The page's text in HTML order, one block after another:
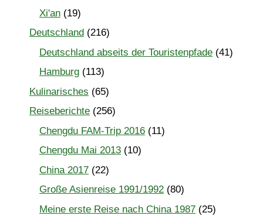
Xi'an (19)
Deutschland (216)
Deutschland abseits der Touristenpfade (41)
Hamburg (113)
Kulinarisches (65)
Reiseberichte (256)
Chengdu FAM-Trip 2016 (11)
Chengdu Mai 2013 (10)
China 2017 (22)
Große Asienreise 1991/1992 (80)
Meine erste Reise nach China 1987 (25)